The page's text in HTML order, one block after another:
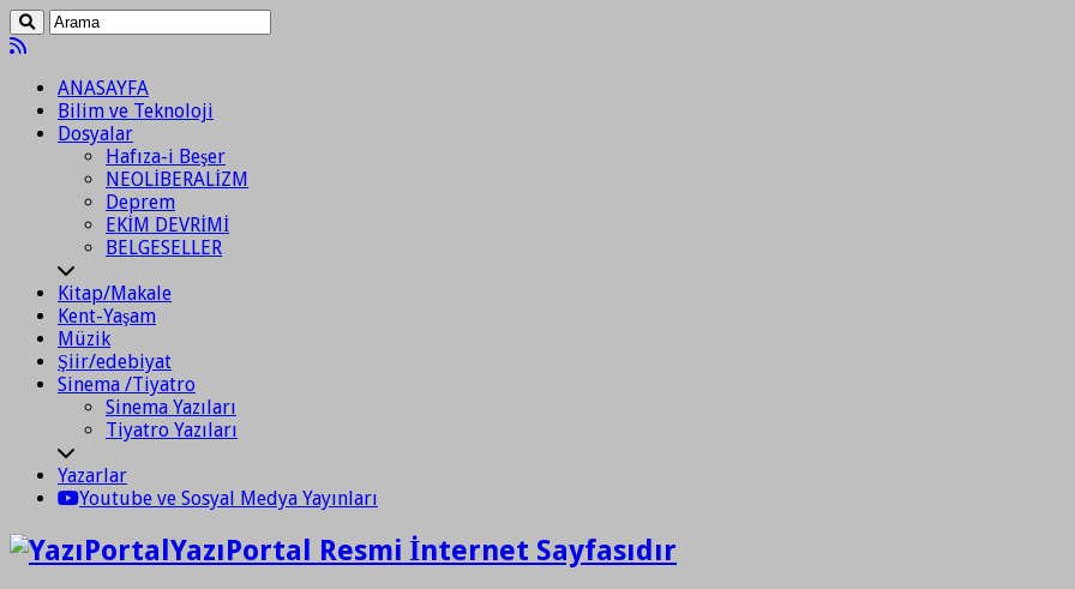
ANASAYFA
Bilim ve Teknoloji
Dosyalar
Hafıza-i Beşer
NEOLİBERALİZM
Deprem
EKİM DEVRİMİ
BELGESELLER
Kitap/Makale
Kent-Yaşam
Müzik
Şiir/edebiyat
Sinema /Tiyatro
Sinema Yazıları
Tiyatro Yazıları
Yazarlar
Youtube ve Sosyal Medya Yayınları
YazıPortal Resmi İnternet Sayfasıdır